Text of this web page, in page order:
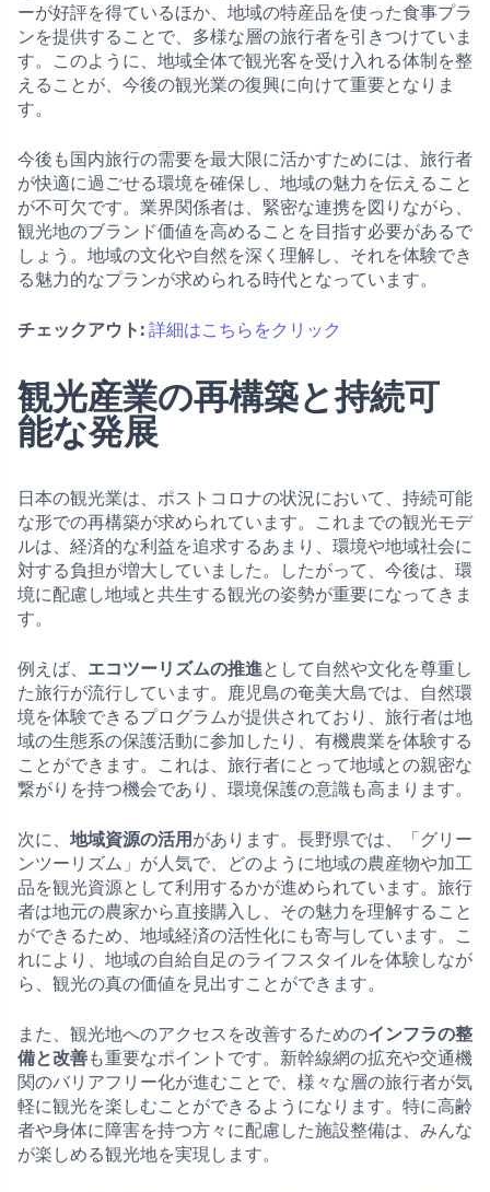
ーが好評を得ているほか、地域の特産品を使った食事プラ
ンを提供することで、多様な層の旅行者を引きつけていま
す。このように、地域全体で観光客を受け入れる体制を整
えることが、今後の観光業の復興に向けて重要となりま
す。
今後も国内旅行の需要を最大限に活かすためには、旅行者
が快適に過ごせる環境を確保し、地域の魅力を伝えること
が不可欠です。業界関係者は、緊密な連携を図りながら、
観光地のブランド価値を高めることを目指す必要があるで
しょう。地域の文化や自然を深く理解し、それを体験でき
る魅力的なプランが求められる時代となっています。
チェックアウト: 詳細はこちらをクリック
観光産業の再構築と持続可
能な発展
日本の観光業は、ポストコロナの状況において、持続可能
な形での再構築が求められています。これまでの観光モデ
ルは、経済的な利益を追求するあまり、環境や地域社会に
対する負担が増大していました。したがって、今後は、環
境に配慮し地域と共生する観光の姿勢が重要になってきま
す。
例えば、 エコツーリズムの推進として自然や文化を尊重し
た旅行が流行しています。鹿児島の奄美大島では、自然環
境を体験できるプログラムが提供されており、旅行者は地
域の生態系の保護活動に参加したり、有機農業を体験する
ことができます。これは、旅行者にとって地域との親密な
繋がりを持つ機会であり、環境保護の意識も高まります。
次に、 地域資源の活用 があります。長野県では、「グリー
ンツーリズム」が人気で、どのように地域の農産物や加工
品を観光資源として利用するかが進められています。旅行
者は地元の農家から直接購入し、その魅力を理解すること
ができるため、地域経済の活性化にも寄与しています。こ
れにより、地域の自給自足のライフスタイルを体験しなが
ら、観光の真の価値を見出すことができます。
また、観光地へのアクセスを改善するためのインフラの整
備と改善も重要なポイントです。新幹線網の拡充や交通機
関のバリアフリー化が進むことで、様々な層の旅行者が気
軽に観光を楽しむことができるようになります。特に高齢
者や身体に障害を持つ方々に配慮した施設整備は、みんな
が楽しめる観光地を実現します。